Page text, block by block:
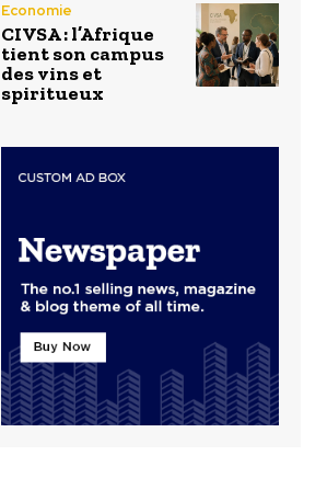
Economie
CIVSA : l’Afrique
tient son campus
des vins et
spiritueux